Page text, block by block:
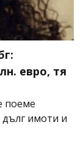
евро, тя
поеме
дълг имоти и